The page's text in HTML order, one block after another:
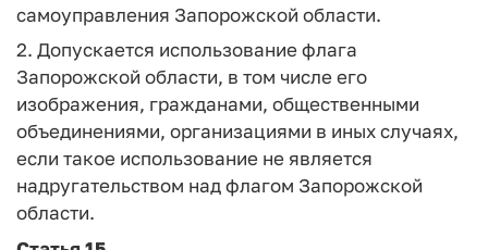
самоуправления Запорожской области.
2. Допускается использование флага
Запорожской области, в том числе его
изображения, гражданами, общественными
объединениями, организациями в иных случаях,
если такое использование не является
надругательством над флагом Запорожской
области.